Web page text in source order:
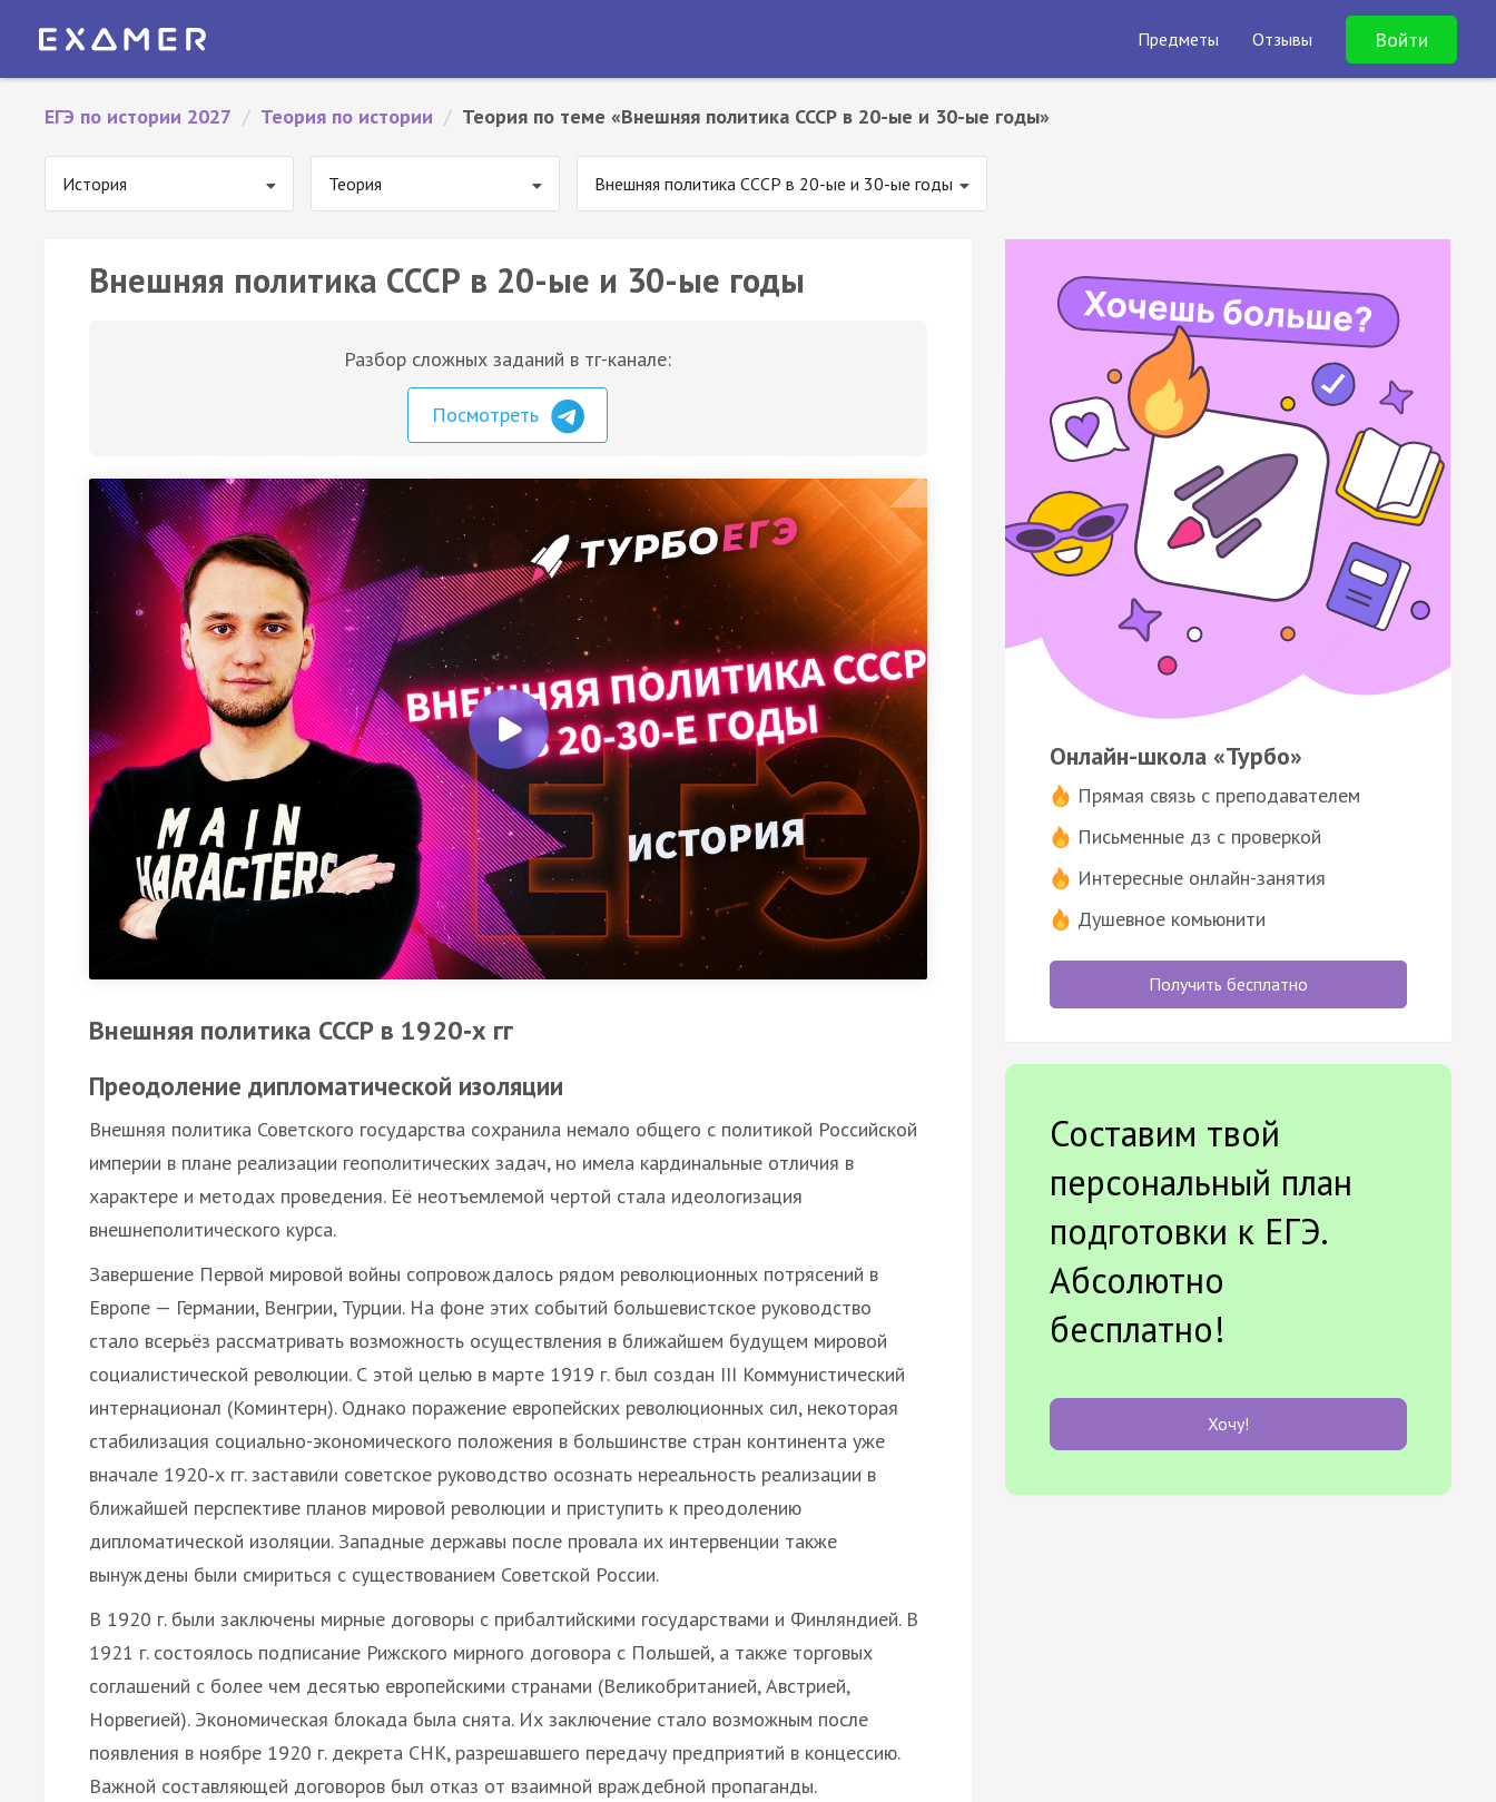
Предметы Отзывы Войти
ЕГЭ по истории 2027 / Теория по истории / Теория по теме «Внешняя политика СССР в 20-ые и 30-ые годы»
История Теория Внешняя политика СССР в 20-ые и 30-ые годы
Внешняя политика СССР в 20-ые и 30-ые годы
Разбор сложных заданий в тг-канале:
Посмотреть
Внешняя политика СССР в 1920‑х гг
Преодоление дипломатической изоляции
Внешняя политика Советского государства сохранила немало общего с политикой Российской
империи в плане реализации геополитических задач, но имела кардинальные отличия в
характере и методах проведения. Её неотъемлемой чертой стала идеологизация
внешнеполитического курса.
Завершение Первой мировой войны сопровождалось рядом революционных потрясений в
Европе — Германии, Венгрии, Турции. На фоне этих событий большевистское руководство
стало всерьёз рассматривать возможность осуществления в ближайшем будущем мировой
социалистической революции. С этой целью в марте 1919 г. был создан ІІІ Коммунистический
интернационал (Коминтерн). Однако поражение европейских революционных сил, некоторая
стабилизация социально-экономического положения в большинстве стран континента уже
вначале 1920‑х гг. заставили советское руководство осознать нереальность реализации в
ближайшей перспективе планов мировой революции и приступить к преодолению
дипломатической изоляции. Западные державы после провала их интервенции также
вынуждены были смириться с существованием Советской России.
В 1920 г. были заключены мирные договоры с прибалтийскими государствами и Финляндией. В
1921 г. состоялось подписание Рижского мирного договора с Польшей, а также торговых
соглашений с более чем десятью европейскими странами (Великобританией, Австрией,
Норвегией). Экономическая блокада была снята. Их заключение стало возможным после
появления в ноябре 1920 г. декрета СНК, разрешавшего передачу предприятий в концессию.
Важной составляющей договоров был отказ от взаимной враждебной пропаганды.
Онлайн-школа «Турбо»
Прямая связь с преподавателем
Письменные дз с проверкой
Интересные онлайн-занятия
Душевное комьюнити
Получить бесплатно
Составим твой
персональный план
подготовки к ЕГЭ.
Абсолютно
бесплатно!
Хочу!